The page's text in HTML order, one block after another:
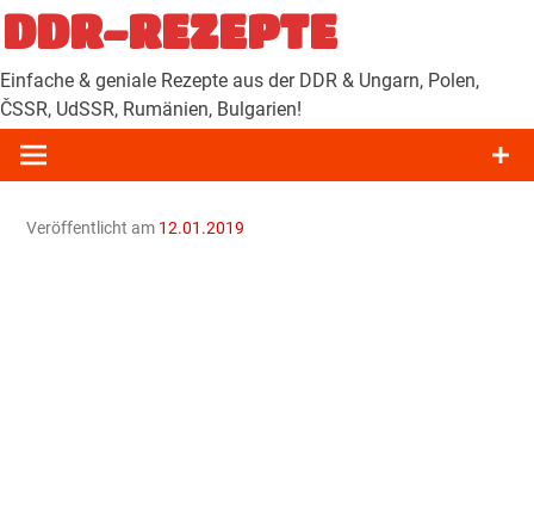
Zum
Inhalt
springen
DDR-REZEPTE
Einfache & geniale Rezepte aus der DDR & Ungarn, Polen,
ČSSR, UdSSR, Rumänien, Bulgarien!
Veröffentlicht am 12.01.2019